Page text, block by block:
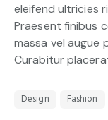
eleifend ultricies
Praesent finibus
massa vel augue
Curabitur
Design Fashion